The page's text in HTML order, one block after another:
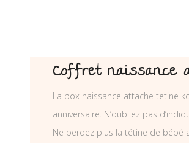
Coffret naissance
La box naissance attache tetine
anniversaire. N’oubliez pas
Ne perdez plus la tétine de bébé